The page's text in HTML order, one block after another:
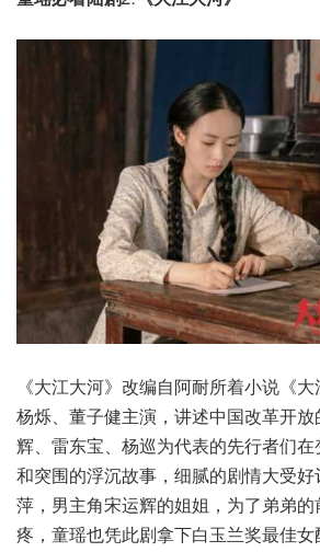
《大江大河》改编自阿耐所着小说《大
杨烁、董子健主演，讲述中国改革开
辉、雷东宝、杨巡为代表的先行者们
和突围的浮沉故事，细腻的剧情大受
萍，男主角宋运辉的姐姐，为了弟弟
疼，童瑶也凭此剧拿下白玉兰奖最佳女